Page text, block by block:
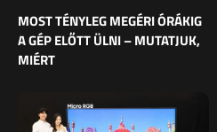
MOST TÉNYLEG MEGÉRI ÓRÁKIG
A GÉP ELŐTT ÜLNI – MUTATJUK,
MIÉRT